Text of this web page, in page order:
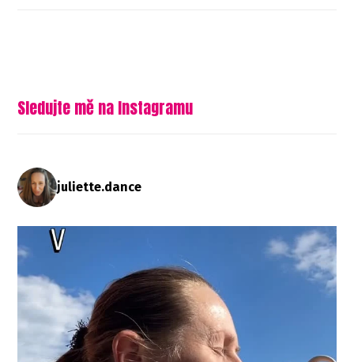
Sledujte mě na Instagramu
juliette.dance